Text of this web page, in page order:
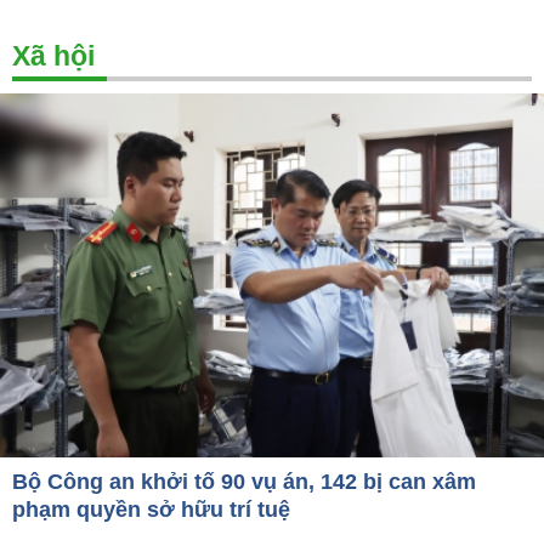
Xã hội
Bộ Công an khởi tố 90 vụ án, 142 bị can xâm
phạm quyền sở hữu trí tuệ